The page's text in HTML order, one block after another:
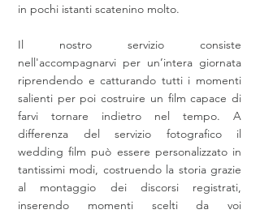
in pochi istanti scatenino molto.
Il nostro servizio consiste
nell'accompagnarvi per un’intera giornata
riprendendo e catturando tutti i momenti
salienti per poi costruire un film capace di
farvi tornare indietro nel tempo. A
differenza del servizio fotografico il
wedding film può essere personalizzato in
tantissimi modi, costruendo la storia grazie
al montaggio dei discorsi registrati,
inserendo momenti scelti da voi